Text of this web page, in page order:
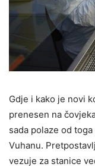
Gdje i kako je novi
prenesen na
sada polaze od
Vuhanu.
vezuje za stanice